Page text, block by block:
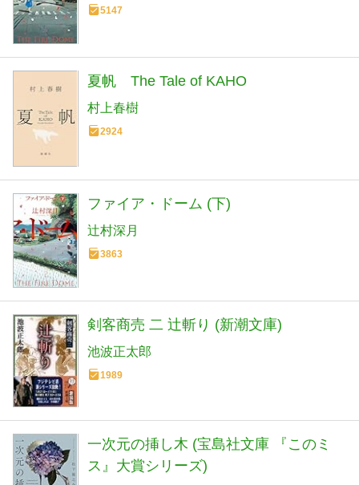
5147
夏帆 The Tale of KAHO
村上春樹
2924
ファイア・ドーム (下)
辻村深月
3863
剣客商売 二 辻斬り (新潮文庫)
池波正太郎
1989
一次元の挿し木 (宝島社文庫 『このミ
ス』大賞シリーズ)